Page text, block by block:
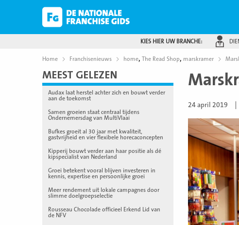
KIES HIER UW BRANCHE:
Home Franchisenieuws home, The Read Shop, marskramer
MEEST GELEZEN
Audax laat herstel achter zich en bouwt verder
aan de toekomst
Samen groeien staat centraal tijdens
Ondernemersdag van MultiVlaai
Bufkes groeit al 30 jaar met kwaliteit,
gastvrijheid en vier flexibele horecaconcepten
Kipperij bouwt verder aan haar positie als dé
kipspecialist van Nederland
Groei betekent vooral blijven investeren in
kennis, expertise en persoonlijke groei
Meer rendement uit lokale campagnes door
slimme doelgroepselectie
Rousseau Chocolade officieel Erkend Lid van
de NFV
24 april 2019